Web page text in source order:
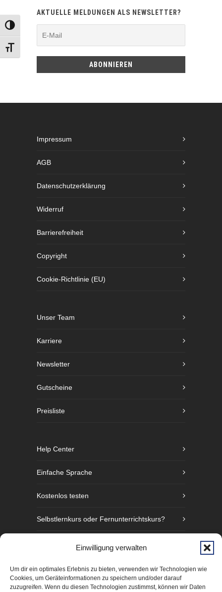
Einwilligung verwalten
Um dir ein optimales Erlebnis zu bieten, verwenden wir Technologien wie
Cookies, um Geräteinformationen zu speichern und/oder darauf
zuzugreifen. Wenn du diesen Technologien zustimmst, können wir Daten
UMSCHALTEN AUF HOHE KONTRASTE
SCHRIFT VERGRÖSSERN
AKTUELLE MELDUNGEN ALS NEWSLETTER?
Impressum
AGB
Datenschutzerklärung
Widerruf
Barrierefreiheit
Copyright
Cookie-Richtlinie (EU)
Unser Team
Karriere
Newsletter
Gutscheine
Preisliste
Help Center
Einfache Sprache
Kostenlos testen
Selbstlernkurs oder Fernunterrichtskurs?
Fünf Gründe Gebärdensprache zu lernen